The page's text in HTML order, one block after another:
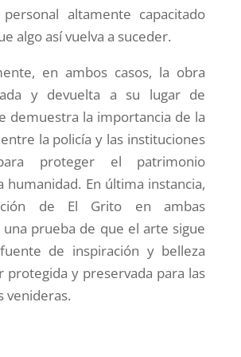
altamente capacitado
algo así vuelva a suceder.
en ambos casos, la obra
y devuelta a su lugar de
demuestra la importancia de la
la policía y las instituciones
proteger el patrimonio
humanidad. En última instancia,
de El Grito en ambas
una prueba de que el arte sigue
de inspiración y belleza
protegida y preservada para las
venideras.